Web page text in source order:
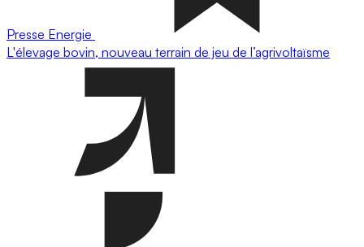
Presse Energie
L'élevage bovin, nouveau terrain de jeu de l’agrivoltaïsme